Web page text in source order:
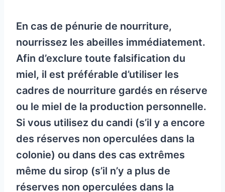
En cas de pénurie de nourriture,
nourrissez les abeilles immédiatement.
Afin d’exclure toute falsification du
miel, il est préférable d’utiliser les
cadres de nourriture gardés en réserve
ou le miel de la production personnelle.
Si vous utilisez du candi (s’il y a encore
des réserves non operculées dans la
colonie) ou dans des cas extrêmes
même du sirop (s’il n’y a plus de
réserves non operculées dans la